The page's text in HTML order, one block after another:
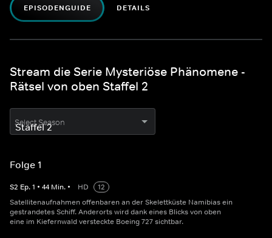
EPISODENGUIDE DETAILS
Stream die Serie Mysteriöse Phänomene -
Rätsel von oben Staffel 2
Select Season
Folge 1
S2 Ep.1 • 44 Min. • HD
12
Satellitenaufnahmen offenbaren an der Skelettküste Namibias ein
gestrandetes Schiff. Anderorts wird dank eines Blicks von oben
eine im Kiefernwald versteckte Boeing 727 sichtbar.